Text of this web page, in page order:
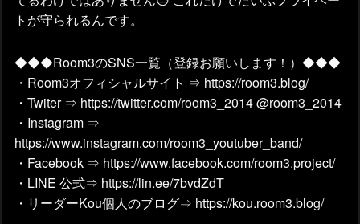
トが守られるんです。
◆◆◆Room3のSNS一覧（登録お願いします！）◆◆◆
・Room3オフィシャルサイト ⇒ https://room3.blog/
・Twiter ⇒ https://twitter.com/room3_2014 @room3_2014
・Instagram ⇒
https://www.instagram.com/room3_youtuber_band/
・Facebook ⇒ https://www.facebook.com/room3.project/
・LINE 公式⇒ https://lin.ee/7bvdZdT
・リーダーKou個人のブログ⇒ https://kou.room3.blog/